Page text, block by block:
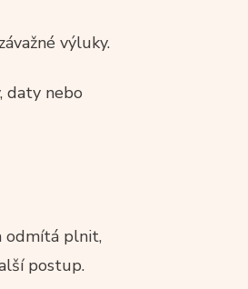
výluky.
daty nebo
odmítá plnit,
postup.